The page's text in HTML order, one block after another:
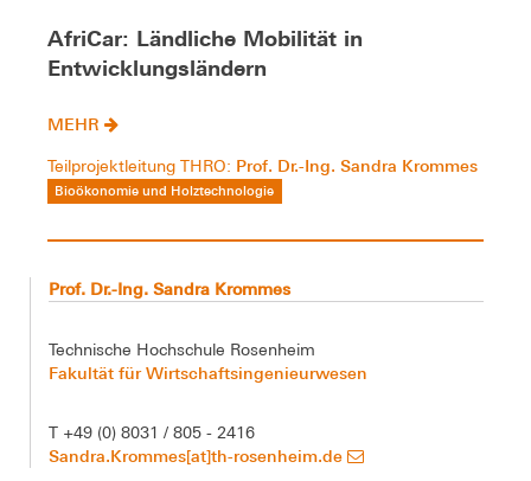
AfriCar: Ländliche Mobilität in
Entwicklungsländern
MEHR
Teilprojektleitung THRO: Prof. Dr.-Ing. Sandra Krommes
Bioökonomie und Holztechnologie
Prof. Dr.-Ing. Sandra Krommes
Technische Hochschule Rosenheim
Fakultät für Wirtschaftsingenieurwesen
T +49 (0) 8031 / 805 - 2416
Sandra.Krommes[at]th-rosenheim.de